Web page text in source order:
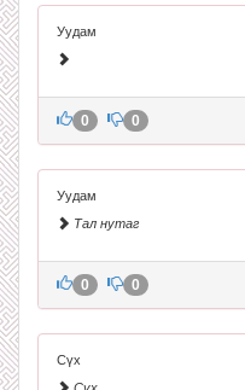
Уудам
0 0
Уудам
Тал нутаг
0 0
Сүх